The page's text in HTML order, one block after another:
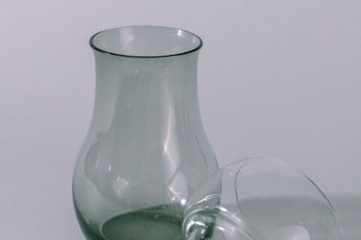
Q. 毎月自動でお花が届くサービスですか？
いいえ、毎月自動でお届けするサービスではありません。好
きな時に好きな花をご注文いただけます。
Q. 配送できないエリアはありますか？
ただいま沖縄・離島エリアへの配送には対応しておりませ
ん。ご了承ください。
Q. 配送日時は指定できますか？
お花をベストなタイミングで発送しているため、お届け日の
指定はできません。受け取り時間帯は、発送後にクロネコヤ